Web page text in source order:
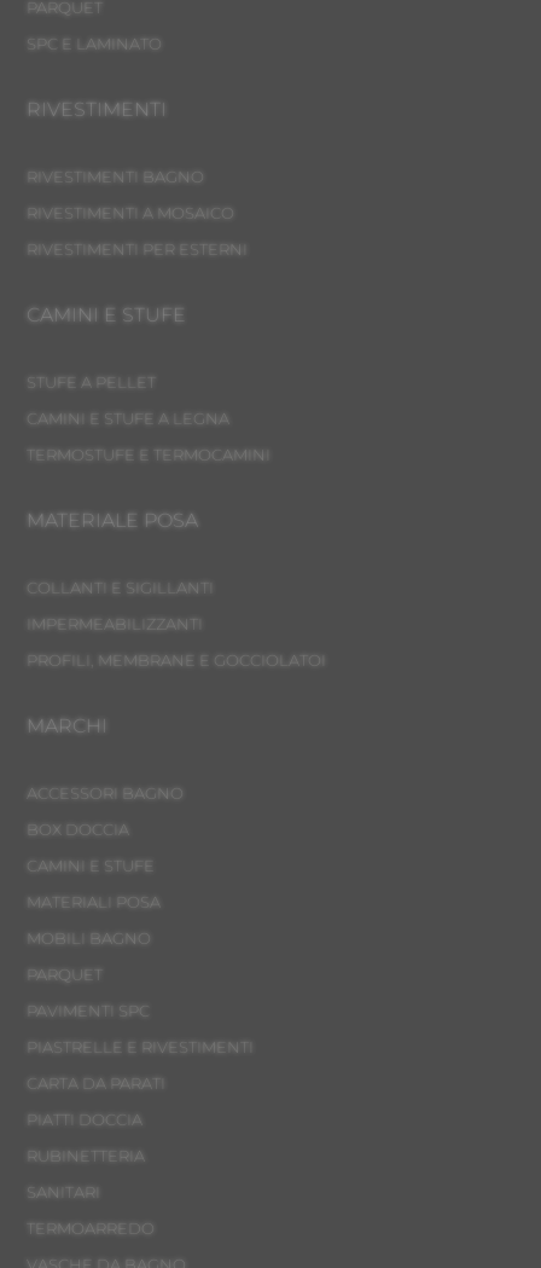
PARQUET
SPC E LAMINATO
RIVESTIMENTI
RIVESTIMENTI BAGNO
RIVESTIMENTI A MOSAICO
RIVESTIMENTI PER ESTERNI
CAMINI E STUFE
STUFE A PELLET
CAMINI E STUFE A LEGNA
TERMOSTUFE E TERMOCAMINI
MATERIALE POSA
COLLANTI E SIGILLANTI
IMPERMEABILIZZANTI
PROFILI, MEMBRANE E GOCCIOLATOI
MARCHI
ACCESSORI BAGNO
BOX DOCCIA
CAMINI E STUFE
MATERIALI POSA
MOBILI BAGNO
PARQUET
PAVIMENTI SPC
PIASTRELLE E RIVESTIMENTI
CARTA DA PARATI
PIATTI DOCCIA
RUBINETTERIA
SANITARI
TERMOARREDO